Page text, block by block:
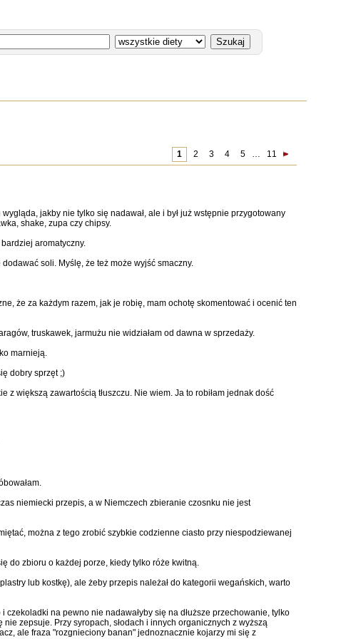
1 2 3 4 5 … 11
jakby nie tylko się nadawał, ale i był już wstępnie przygotowany
shake, zupa czy chipsy.
aromatyczny.
soli. Myślę, że też może wyjść smaczny.
że za każdym razem, jak je robię, mam ochotę skomentować i ocenić ten
truskawek, jarmużu nie widziałam od dawna w sprzedaży.
marnieją.
dobry sprzęt ;)
z większą zawartością tłuszczu. Nie wiem. Ja to robiłam jednak dość
niemiecki przepis, a w Niemczech zbieranie czosnku nie jest
można z tego zrobić szybkie codzienne ciasto przy niespodziewanej
do zbioru o każdej porze, kiedy tylko róże kwitną.
lub kostkę), ale żeby przepis należał do kategorii wegańskich, warto
na pewno nie nadawałyby się na dłuższe przechowanie, tylko
zepsuje. Przy syropach, słodach i innych organicznych z wyższą
ale fraza "rozgnieciony banan" jednoznacznie kojarzy mi się z